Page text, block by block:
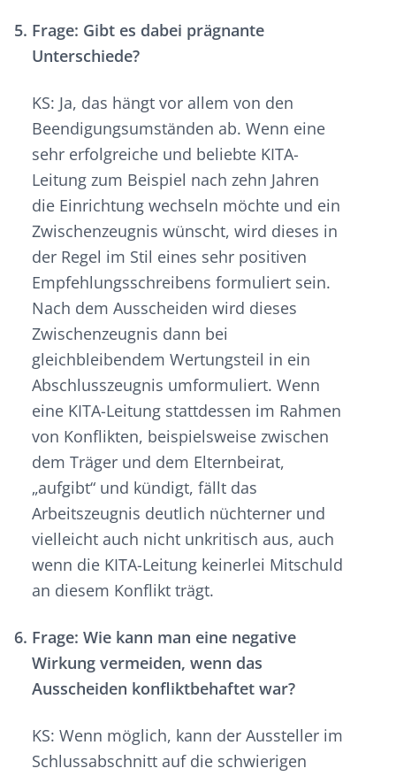
Frage: Gibt es dabei prägnante
Unterschiede?
KS: Ja, das hängt vor allem von den
Beendigungsumständen ab. Wenn eine
sehr erfolgreiche und beliebte KITA-
Leitung zum Beispiel nach zehn Jahren
die Einrichtung wechseln möchte und ein
Zwischenzeugnis wünscht, wird dieses in
der Regel im Stil eines sehr positiven
Empfehlungsschreibens formuliert sein.
Nach dem Ausscheiden wird dieses
Zwischenzeugnis dann bei
gleichbleibendem Wertungsteil in ein
Abschlusszeugnis umformuliert. Wenn
eine KITA-Leitung stattdessen im Rahmen
von Konflikten, beispielsweise zwischen
dem Träger und dem Elternbeirat,
„aufgibt“ und kündigt, fällt das
Arbeitszeugnis deutlich nüchterner und
vielleicht auch nicht unkritisch aus, auch
wenn die KITA-Leitung keinerlei Mitschuld
an diesem Konflikt trägt.
Frage: Wie kann man eine negative
Wirkung vermeiden, wenn das
Ausscheiden konfliktbehaftet war?
KS: Wenn möglich, kann der Aussteller im
Schlussabschnitt auf die schwierigen